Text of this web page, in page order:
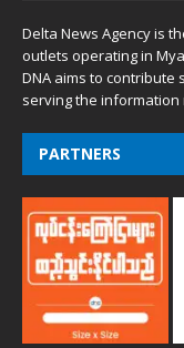
Delta News Agency is
outlets operating in
DNA aims to contribute
serving the
PARTNERS